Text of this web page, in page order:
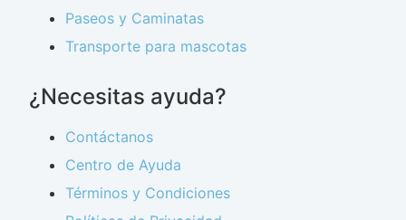
Paseos y Caminatas
Transporte para mascotas
¿Necesitas ayuda?
Contáctanos
Centro de Ayuda
Términos y Condiciones